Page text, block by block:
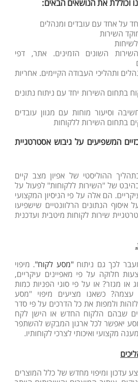
וכוללת את הנושאים הבאים:
על אחד עם עובדים ומנהלים
השירות
השונים הזמינים. אתר, דפי
ותהליכי העבודה הקיימים. אחריות
בתחום השירות יחד עם ניתוח נתונים
וסיעור מוחות עם מגוון עובדים
בתחום השירות ללקוחות
המשפיעים על גיבוש אסטרטגיית
ההוליסטי של אפיון מצב קיים
של "השירות ללקוחות" לפעול על
עיקריים. הם אלה על פי הניסיון המקצועי
איסוף הנתונים הרלוונטיים שישפיעו
שירות לקוחות מיטבית ועדכנית
.
לכך גם ניתוח"מסע לקוח". מיפוי
חלוקה על פי מאפיינים עיקריים,
או מגזר? או על פי סוגי הפניות כמות
עצמה? כשאנו מציעים מיפוי "מסע
ולמפות את כל הדרכים על פי סדר
שבהם הלקוח החדש או הישן לקח
יאפשר לכל ארגון המבקש להשתפר
מקצועי ואיכותי לצרכי לקוחותיו.
עדכון ומיפוי מחדש של כלל המוצרים